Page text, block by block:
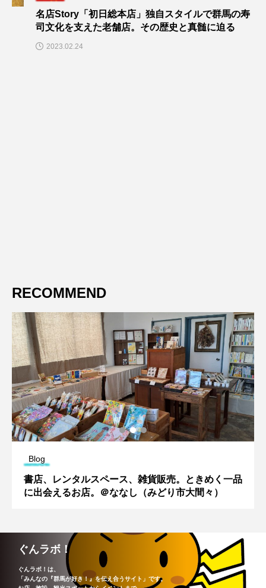
名店Story「初日総本店」独自スタイルで群馬の寿
司文化を支えた老舗店。その歴史と真髄に迫る
2023.02.24
RECOMMEND
Blog
書店、レンタルスペース、雑貨販売。ときめく一品
に出会えるお店。＠ななし（みどり市大間々）
ぐんラボ！
ぐんラボ！は、
「みんなの『群馬が好き！』を伝え合うサイト」です。